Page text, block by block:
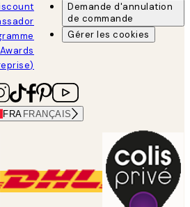
Demande d'annulation
de commande
Gérer les cookies
FRA FRANÇAIS